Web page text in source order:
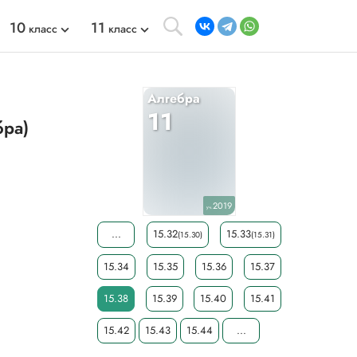
10 класс 11 класс
Алгебра
11
уч.2019
... 15.32(15.30) 15.33(15.31)
15.34 15.35 15.36 15.37
15.38 15.39 15.40 15.41
15.42 15.43 15.44 ...